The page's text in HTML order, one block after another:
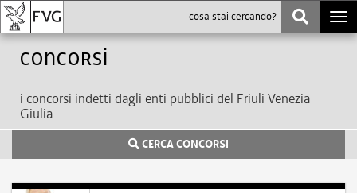
Concorsi
i concorsi indetti dagli enti pubblici del Friuli Venezia
Giulia
CERCA CONCORSI